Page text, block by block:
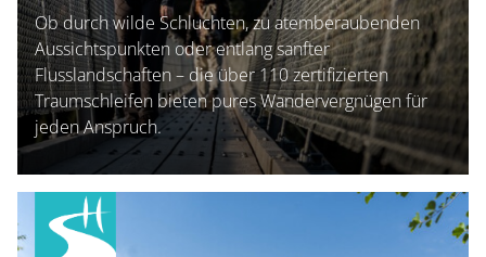
Ob durch wilde Schluchten, zu atemberaubenden
Aussichtspunkten oder entlang sanfter
Flusslandschaften – die über 110 zertifizierten
Traumschleifen bieten pures Wandervergnügen für
jeden Anspruch.